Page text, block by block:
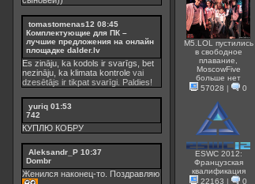
tomastomenas12 08:45
Комплектующие для ПК –
лучшие предложения на онлайн
площадке dalder.lv
Es zināju, ka kodols ir svarīgs, bet
nezināju, ka klimata kontrole vai
dzesētājs ir tikpat svarīgi. Paldies!
yuriq 01:53
742
КУПЛЮ КОБРУ
Aleksandr_P 10:37
Dombr
Женился наконец-то. Поздравляю
M5.LOL пустились
в свободное
плавание,
MoscowFive
больше нет
57028 | 0
ESWC 2012:
Французская
квалификация
22163 | 0